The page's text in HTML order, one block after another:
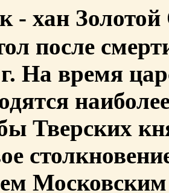
- хан
после
На время
Тверских
Московским